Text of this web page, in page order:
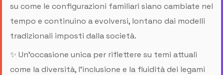
su come le configurazioni familiari siano cambiate nel
tempo e continuino a evolversi, lontano dai modelli
tradizionali imposti dalla società.
✨ Un’occasione unica per riflettere su temi attuali
come la diversità, l'inclusione e la fluidità dei legami